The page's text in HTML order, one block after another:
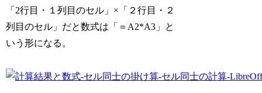
「2行目・１列目のセル」×「２行目・２
列目のセル」だと数式は「＝A2*A3」と
いう形になる。